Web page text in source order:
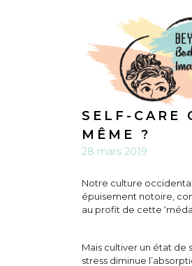
SELF-CARE
MÊME ?
28 mars 2019
Notre culture
épuisement notoire,
au profit de cette
Mais cultiver un état de
stress diminue